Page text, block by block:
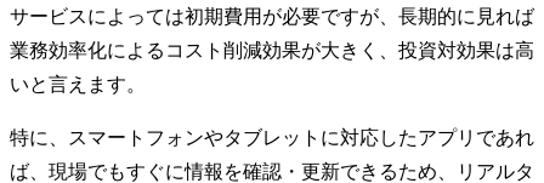
サービスによっては初期費用が必要ですが、長期的に見れば
業務効率化によるコスト削減効果が大きく、投資対効果は高
いと言えます。
特に、スマートフォンやタブレットに対応したアプリであれ
ば、現場でもすぐに情報を確認・更新できるため、リアルタ